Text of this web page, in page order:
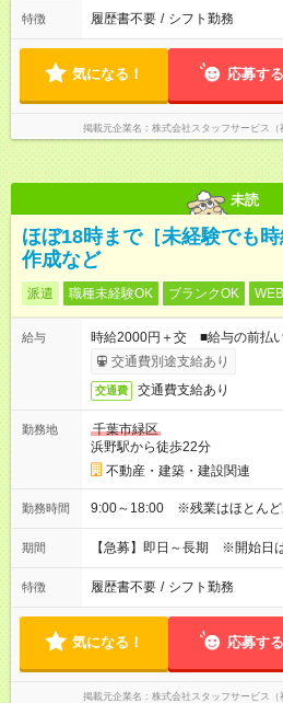
特徴 履歴書不要 / シフト勤務
気になる！ 応募する
掲載元企業名 株式会社スタッフサービス（
未読
ほぼ18時まで［未経験でも
作成など
派遣 職種未経験OK ブランクOK
給与
時給2000円＋交 ■給与の前払
交通費別途支給あり
交通費 交通費支給あり
勤務地
千葉市緑区
浜野駅から徒歩22分
不動産・建築・建設関連
勤務時間 9:00～18:00 ※残業はほとんど
期間 【急募】即日～長期 ※開始日
特徴 履歴書不要 / シフト勤務
気になる！ 応募する
掲載元企業名 株式会社スタッフサービス（